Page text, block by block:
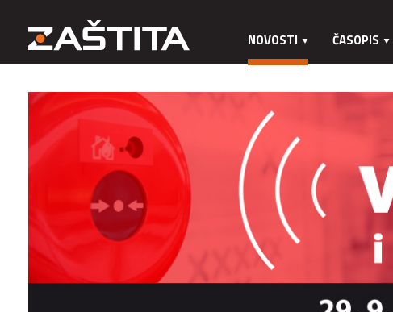
NOVOSTI ČASOPIS